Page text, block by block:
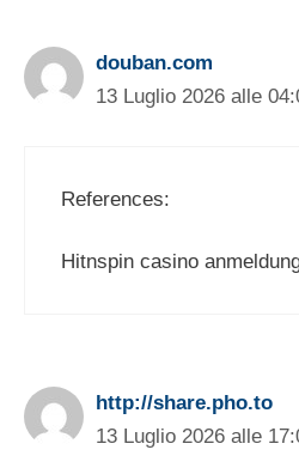
douban.com
13 Luglio 2026 alle
References:
Hitnspin casino
http://share.pho.to
13 Luglio 2026 alle